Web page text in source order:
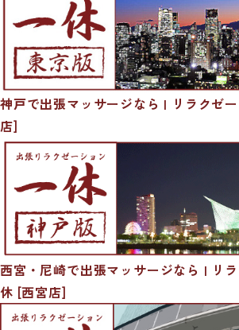
神戸で出張マッサージなら | リラクゼ
店]
西宮・尼崎で出張マッサージなら | リ
休 [西宮店]